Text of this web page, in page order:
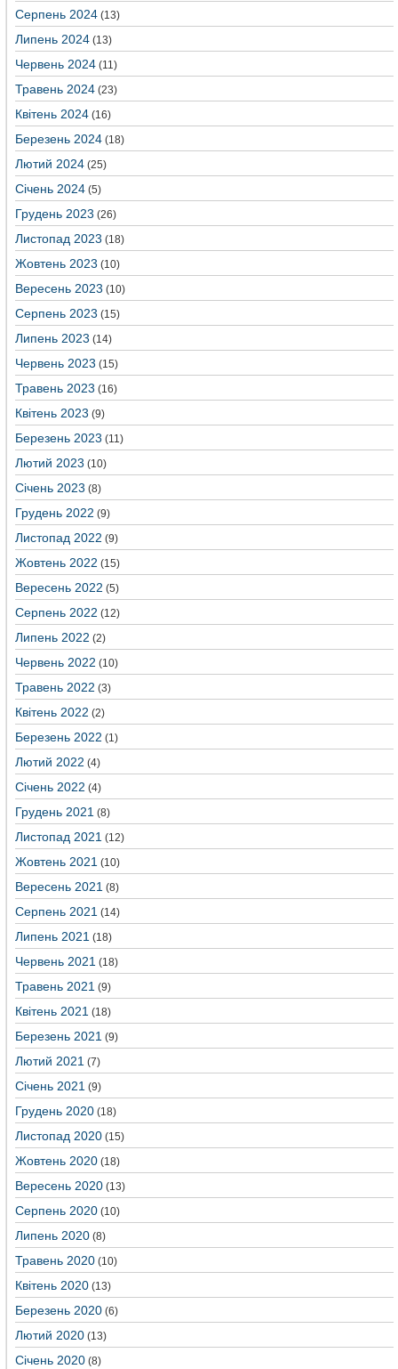
Серпень 2024 (13)
Липень 2024 (13)
Червень 2024 (11)
Травень 2024 (23)
Квітень 2024 (16)
Березень 2024 (18)
Лютий 2024 (25)
Січень 2024 (5)
Грудень 2023 (26)
Листопад 2023 (18)
Жовтень 2023 (10)
Вересень 2023 (10)
Серпень 2023 (15)
Липень 2023 (14)
Червень 2023 (15)
Травень 2023 (16)
Квітень 2023 (9)
Березень 2023 (11)
Лютий 2023 (10)
Січень 2023 (8)
Грудень 2022 (9)
Листопад 2022 (9)
Жовтень 2022 (15)
Вересень 2022 (5)
Серпень 2022 (12)
Липень 2022 (2)
Червень 2022 (10)
Травень 2022 (3)
Квітень 2022 (2)
Березень 2022 (1)
Лютий 2022 (4)
Січень 2022 (4)
Грудень 2021 (8)
Листопад 2021 (12)
Жовтень 2021 (10)
Вересень 2021 (8)
Серпень 2021 (14)
Липень 2021 (18)
Червень 2021 (18)
Травень 2021 (9)
Квітень 2021 (18)
Березень 2021 (9)
Лютий 2021 (7)
Січень 2021 (9)
Грудень 2020 (18)
Листопад 2020 (15)
Жовтень 2020 (18)
Вересень 2020 (13)
Серпень 2020 (10)
Липень 2020 (8)
Травень 2020 (10)
Квітень 2020 (13)
Березень 2020 (6)
Лютий 2020 (13)
Січень 2020 (8)